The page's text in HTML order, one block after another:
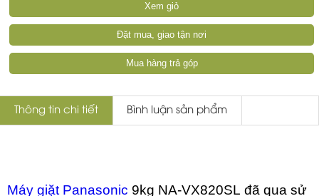
Xem giỏ
Đặt mua, giao tận nơi
Mua hàng trả góp
Thông tin chi tiết Bình luận sản phẩm
Máy giặt Panasonic 9kg NA-VX820SL đã qua sử